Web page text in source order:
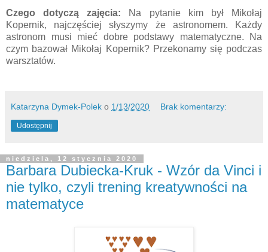
Czego dotyczą zajęcia: Na pytanie kim był Mikołaj
Kopernik, najczęściej słyszymy że astronomem. Każdy
astronom musi mieć dobre podstawy matematyczne. Na
czym bazował Mikołaj Kopernik? Przekonamy się podczas
warsztatów.
Katarzyna Dymek-Polek o 1/13/2020 Brak komentarzy:
Udostępnij
niedziela, 12 stycznia 2020
Barbara Dubiecka-Kruk - Wzór da Vinci i
nie tylko, czyli trening kreatywności na
matematyce